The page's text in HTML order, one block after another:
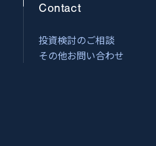
Contact
投資検討のご相談
その他お問い合わせ